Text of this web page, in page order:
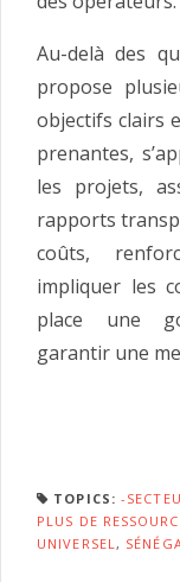
Au-delà des
propose
objectifs clairs
prenantes,
les projets,
rapports
coûts,
impliquer les
place une
garantir une
TOPICS: -
PLUS DE
UNIVERSEL,